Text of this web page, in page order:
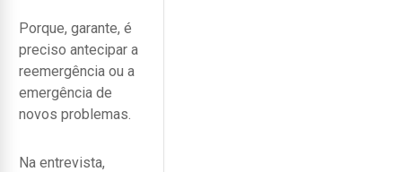
Porque, garante, é
preciso antecipar a
reemergência ou a
emergência de
novos problemas.
Na entrevista,